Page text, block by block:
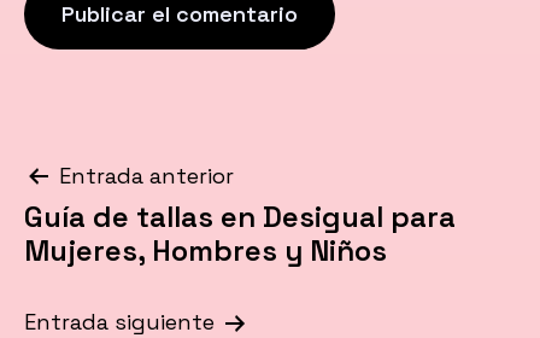
Navegación
de
Entrada anterior
Guía de tallas en Desigual para
Mujeres, Hombres y Niños
Entrada siguiente